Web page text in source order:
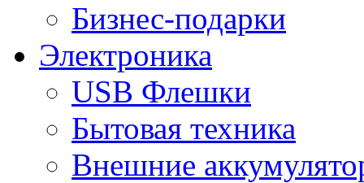
Бизнес-подарки
Электроника
USB Флешки
Бытовая техника
Внешние